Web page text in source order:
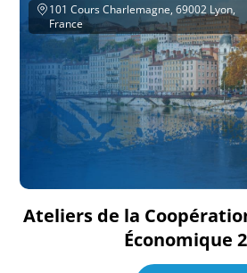
101 Cours Charlemagne, 69002 Lyon,
France
Ateliers de la
Économique